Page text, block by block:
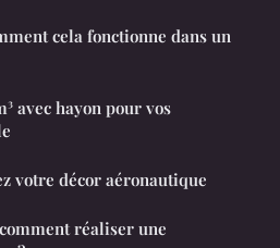
cela fonctionne dans un
avec hayon pour vos
votre décor aéronautique
réaliser une